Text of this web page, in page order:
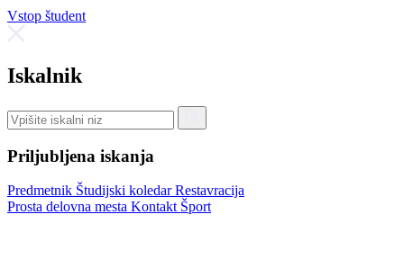
Vstop študent
Iskalnik
Priljubljena iskanja
Predmetnik Študijski koledarRestavracija
Prosta delovna mesta Kontakt Šport